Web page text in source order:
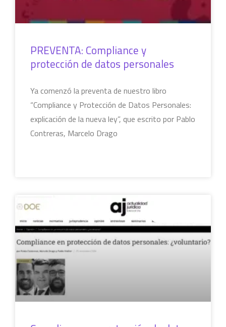
PREVENTA: Compliance y
protección de datos personales
Ya comenzó la preventa de nuestro libro
“Compliance y Protección de Datos Personales:
explicación de la nueva ley”, que escrito por Pablo
Contreras, Marcelo Drago